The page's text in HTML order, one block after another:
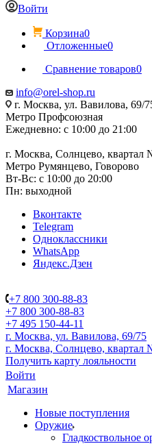
Войти
Корзина0
Отложенные0
Сравнение товаров0
info@orel-shop.ru
г. Москва, ул. Вавилова, 69/
Метро Профсоюзная
Ежедневно: с 10:00 до 21:00
г. Москва, Солнцево, квартал
Метро Румянцево, Говорово
Вт-Вс: с 10:00 до 20:00
Пн: выходной
Вконтакте
Telegram
Одноклассники
WhatsApp
Яндекс.Дзен
+7 800 300-88-83
+7 800 300-88-83
+7 495 150-44-11
г. Москва, ул. Вавилова, 69/75
г. Москва, Солнцево, квартал
Получить карту лояльности
Войти
Магазин
Новые поступления
Оружие
Гладкоствольное